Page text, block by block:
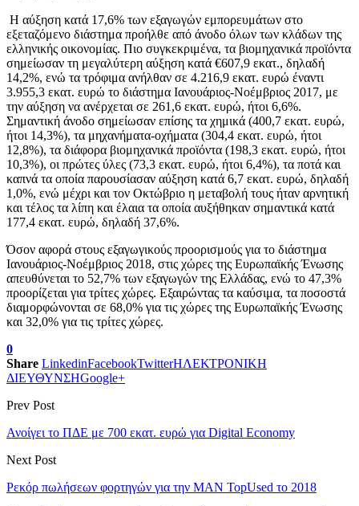
Η αύξηση κατά 17,6% των εξαγωγών εμπορευμάτων στο
εξεταζόμενο διάστημα προήλθε από άνοδο όλων των κλάδων της
ελληνικής οικονομίας. Πιο συγκεκριμένα, τα βιομηχανικά προϊόντα
σημείωσαν τη μεγαλύτερη αύξηση κατά €607,9 εκατ., δηλαδή
14,2%, ενώ τα τρόφιμα ανήλθαν σε 4.216,9 εκατ. ευρώ έναντι
3.955,3 εκατ. ευρώ το διάστημα Ιανουάριος-Νοέμβριος 2017, με
την αύξηση να ανέρχεται σε 261,6 εκατ. ευρώ, ήτοι 6,6%.
Σημαντική άνοδο σημείωσαν επίσης τα χημικά (400,7 εκατ. ευρώ,
ήτοι 14,3%), τα μηχανήματα-οχήματα (304,4 εκατ. ευρώ, ήτοι
12,8%), τα διάφορα βιομηχανικά προϊόντα (198,3 εκατ. ευρώ, ήτοι
10,3%), οι πρώτες ύλες (73,3 εκατ. ευρώ, ήτοι 6,4%), τα ποτά και
καπνά τα οποία παρουσίασαν αύξηση κατά 6,7 εκατ. ευρώ, δηλαδή
1,0%, ενώ μέχρι και τον Οκτώβριο η μεταβολή τους ήταν αρνητική
και τέλος τα λίπη και έλαια τα οποία αυξήθηκαν σημαντικά κατά
177,4 εκατ. ευρώ, δηλαδή 37,6%.
Όσον αφορά στους εξαγωγικούς προορισμούς για το διάστημα
Ιανουάριος-Νοέμβριος 2018, στις χώρες της Ευρωπαϊκής Ένωσης
απευθύνεται το 52,7% των εξαγωγών της Ελλάδας, ενώ το 47,3%
προορίζεται για τρίτες χώρες. Εξαιρώντας τα καύσιμα, τα ποσοστά
διαμορφώνονται σε 68,0% για τις χώρες της Ευρωπαϊκής Ένωσης
και 32,0% για τις τρίτες χώρες.
0
Share LinkedinFacebookTwitterΗΛΕΚΤΡΟΝΙΚΗ
ΔΙΕΥΘΥΝΣΗGoogle+
Prev Post
Ανοίγει το ΠΔΕ με 700 εκατ. ευρώ για Digital Economy
Next Post
Ρεκόρ πωλήσεων φορτηγών για την MAN TopUsed το 2018